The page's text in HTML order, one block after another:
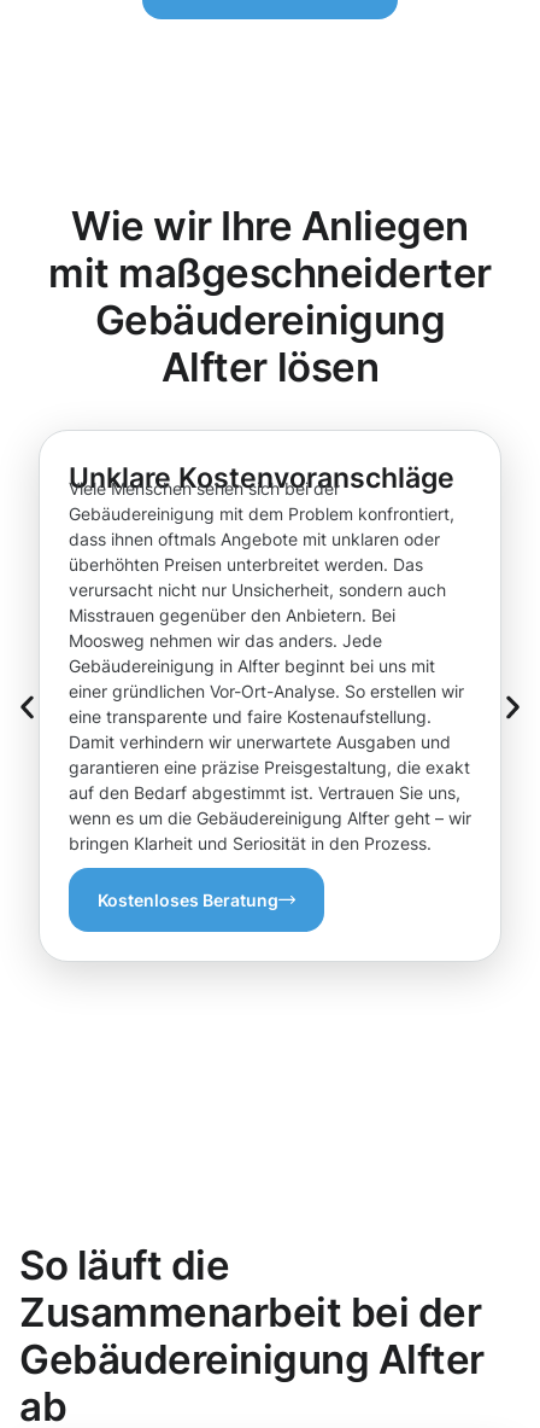
Wie wir Ihre Anliegen
mit maßgeschneiderter
Gebäudereinigung
Alfter lösen
Unklare Kostenvoranschläge
Viele Menschen sehen sich bei der
Gebäudereinigung mit dem Problem konfrontiert,
dass ihnen oftmals Angebote mit unklaren oder
überhöhten Preisen unterbreitet werden. Das
verursacht nicht nur Unsicherheit, sondern auch
Misstrauen gegenüber den Anbietern. Bei
Moosweg nehmen wir das anders. Jede
Gebäudereinigung in Alfter beginnt bei uns mit
einer gründlichen Vor-Ort-Analyse. So erstellen wir
eine transparente und faire Kostenaufstellung.
Damit verhindern wir unerwartete Ausgaben und
garantieren eine präzise Preisgestaltung, die exakt
auf den Bedarf abgestimmt ist. Vertrauen Sie uns,
wenn es um die Gebäudereinigung Alfter geht – wir
bringen Klarheit und Seriosität in den Prozess.
Kostenloses Beratung
So läuft die
Zusammenarbeit bei der
Gebäudereinigung Alfter
ab